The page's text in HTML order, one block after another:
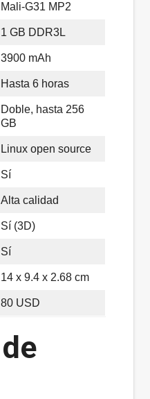
Mali-G31 MP2
1 GB DDR3L
3900 mAh
Hasta 6 horas
Doble, hasta 256
GB
Linux open source
Sí
Alta calidad
Sí (3D)
Sí
14 x 9.4 x 2.68 cm
80 USD